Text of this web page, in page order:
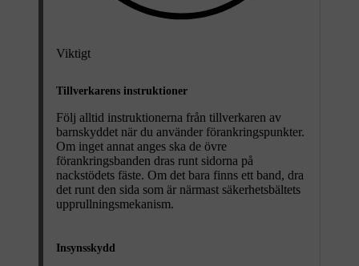
Viktigt
Tillverkarens instruktioner
Följ alltid instruktionerna från tillverkaren av
barnskyddet när du använder förankringspunkter.
Om inget annat anges ska de övre
förankringsbanden dras runt sidorna på
nackstödets fäste. Om det bara finns ett band, dra
det runt den sida som är närmast säkerhetsbältets
upprullningsmekanism.
Insynsskydd